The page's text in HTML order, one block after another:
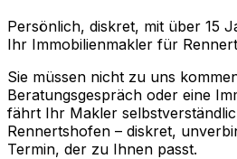
Persönlich, diskret, mit über 15
Ihr Immobilienmakler für
Sie müssen nicht zu uns
Beratungsgespräch oder eine
fährt Ihr Makler
Rennertshofen – diskret,
Termin, der zu Ihnen passt.